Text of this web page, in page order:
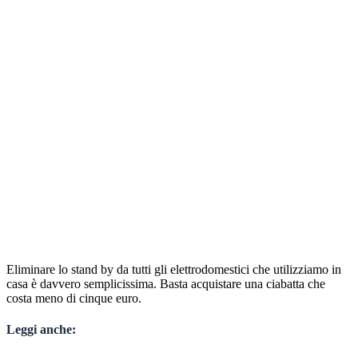
Eliminare lo stand by da tutti gli elettrodomestici che utilizziamo in
casa è davvero semplicissima. Basta acquistare una ciabatta che
costa meno di cinque euro.
Leggi anche: